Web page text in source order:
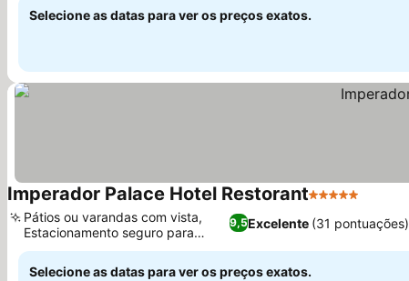
Selecione as datas para ver os preços exatos.
Imperador Palace Hotel Restorant5 Estrelas
9,5Excelente (31 pontuações)
Pátios ou varandas com vista,
Estacionamento seguro para
motos
Selecione as datas para ver os preços exatos.